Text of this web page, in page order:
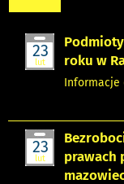
23
lut
roku w
Informacje
23
lut
prawach